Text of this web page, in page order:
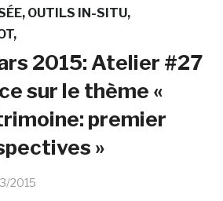
OUTILS IN-SITU
2015: Atelier #27
sur le thème «
premier
»
2015